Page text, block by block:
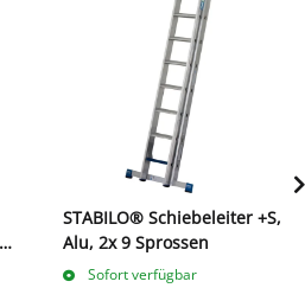
STABILO® Schiebeleiter +S,
Alu, 2x 9 Sprossen
Sofort verfügbar